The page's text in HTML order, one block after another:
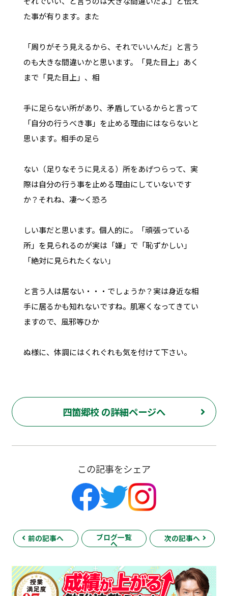
た事が有ります。また
「周りがそう見えるから、それでいいんだ」と言う
のも大きな間違いかと思います。「見た目上」あく
まで「見た目上」、相
手に足らない所があり、矛盾しているからと言って
「自分の行うべき事」を止める理由にはならないと
思います。相手の足ら
ない（足りなそうに見える）所をあげつらって、実
際は自分の行う事を止める理由にしていないです
か？それね、凄～く恐ろ
しい事だと思います。個人的に。「頑張っている
所」を見られるのが実は「嫌」で「恥ずかしい」
「絶対に見られたくない」
と言う人は居ない・・・でしょうか？実は身近な相
手に居るかも知れないですね。肌寒くなってきてい
ますので、風邪等ひか
ぬ様に、体調にはくれぐれも気を付けて下さい。
四箇郷校 の詳細ページへ
この記事をシェア
前の記事へ ブログ一覧
へ
次の記事へ